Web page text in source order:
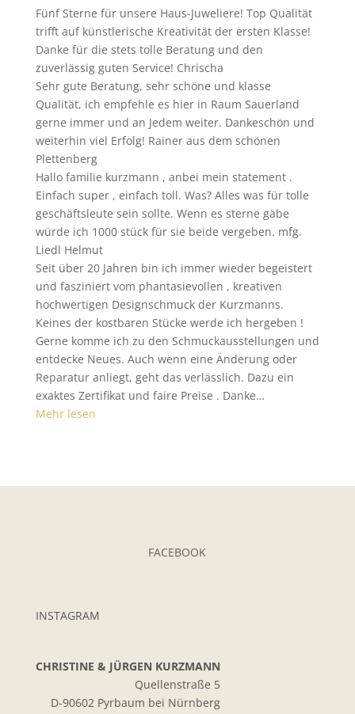
Fünf Sterne für unsere Haus-Juweliere! Top Qualität
trifft auf künstlerische Kreativität der ersten Klasse!
Danke für die stets tolle Beratung und den
zuverlässig guten Service! Chrischa
Sehr gute Beratung, sehr schöne und klasse
Qualität, ich empfehle es hier in Raum Sauerland
gerne immer und an Jedem weiter. Dankeschön und
weiterhin viel Erfolg! Rainer aus dem schönen
Plettenberg
Hallo familie kurzmann , anbei mein statement .
Einfach super , einfach toll. Was? Alles was für tolle
geschäftsleute sein sollte. Wenn es sterne gäbe
würde ich 1000 stück für sie beide vergeben. mfg.
Liedl Helmut
Seit über 20 Jahren bin ich immer wieder begeistert
und fasziniert vom phantasievollen , kreativen
hochwertigen Designschmuck der Kurzmanns.
Keines der kostbaren Stücke werde ich hergeben !
Gerne komme ich zu den Schmuckausstellungen und
entdecke Neues. Auch wenn eine Änderung oder
Reparatur anliegt, geht das verlässlich. Dazu ein
exaktes Zertifikat und faire Preise . Danke…
Mehr lesen„Seit
FACEBOOK
INSTAGRAM
CHRISTINE & JÜRGEN KURZMANN
Quellenstraße 5
D-90602 Pyrbaum bei Nürnberg